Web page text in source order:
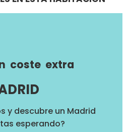
coste extra
y descubre un Madrid
esperando?